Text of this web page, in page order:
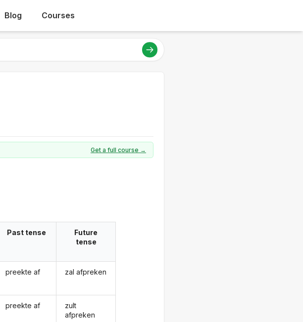
Blog Courses
Get a full course →
Past tense
preekte af
preekte af
Future
tense
zal afpreken
zult
afpreken